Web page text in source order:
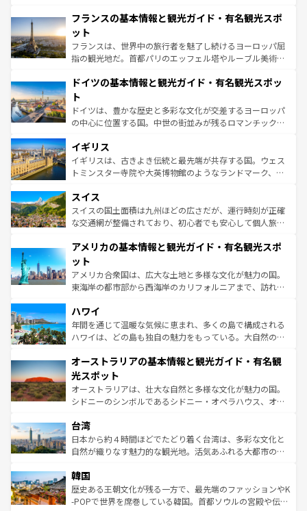
なお、新着のイタリア情報はコンテンツ一覧を参照してほ
しい。
文化が根付くこの国では、情熱的なフラメンコ、熱気あふ
れる闘牛、そして美味しいタパスが生活の一部となってい
る。首都マドリードの洗練された雰囲気や、バルセロナの
アートに溢れた街角から、地方では古代ローマ遺跡や中世
せる。地方によって風土や気候が異なるスペインはその個
ンテンツ一覧 を参照してほしい。
フランスの基本情報と観光ガイド・有名観光スポ
ット
フランスは、世界中の旅行者を魅了し続けるヨーロッパ屈
指の観光地だ。首都パリのエッフェル塔やルーブル美術館
で、幅広い魅力が詰まっている。華麗な宮殿、歴史的な大
聖堂、美しいビーチ、そして豊かな自然が、訪れる者を心
から魅了する。また、フランスは美食の国としても知ら
れ、フランス料理はユネスコ無形文化遺産にも登録されて
香り高いラベンダー畑など、多彩な楽しみ方が可能だ。さ
らに、パリ以外の地域にも魅力が溢れており、どの街角に
も豊かな歴史と文化が息づいている。パリ以外の個性あふ
を参照してほしい。
ドイツの基本情報と観光ガイド・有名観光スポッ
ト
ドイツは、豊かな歴史と多彩な文化が交差するヨーロッパ
の中心に位置する国。中世の街並みが残るロマンチック街
顔を持つこの国は、どこを歩いても飽きることがない。ベ
ルリンの文化的活気、バイエルン州のアルプスの絶景、そ
してライン川沿いのワイン畑といった風景は必見。ビール
は、お酒好きな人にはぜひ体験してほしい。 なお、新着の
ドイツ情報はコンテンツ一覧を参照してほしい。
イギリス
イギリスは、古きよき伝統と最先端が共存する国。ウェス
トミンスター寺院や大英博物館のようなランドマーク、歴
リアごとに異なる魅力がある。また、優雅なアフタヌーン
ティー、ビール好きにはたまらない英国パブ、サッカー観
戦など、本場だからこそできる体験も豊富。イギリスを旅
ンツ一覧を参照してほしい。
スイス
スイスの国土面積は九州ほどの広さだが、運行時刻が正確
な交通網が整備されており、初心者でも安心して個人旅行
の建物がそのまま残る町や、スイスならではのユニークな
博物館もあり、アルプス観光だけでなく町歩きも満喫する
ことができる。国民の所得が高いため物価も高いが、旅行
者向けの交通パス提供のサービスもあり、うまく活用すれ
着のスイス情報は
アメリカの基本情報と観光ガイド・有名観光スポ
ット
アメリカ合衆国は、広大な土地と多様な文化が魅力の国。
東海岸の都市部から西海岸のカリフォルニアまで、訪れる
のような巨大都市は、観光、ショッピング、エンターテイ
ンメントが詰まった刺激的なスポットだ。一方、アメリカ
西部には大自然が広がり、グランドキャニオンやイエロー
部のニューオーリンズでは、音楽と美食が融合した独特の
文化が魅力。旅行者はアメリカの各地域で異なる魅力を楽
しみながら、その多様性と豊かな歴史を感じることができ
るだろう。車でのロードトリップや列車の旅も、アメリカ
情報は
ハワイ
年間を通じて温暖な気候に恵まれ、多くの島で構成される
ハワイは、どの島も独自の魅力をもっている。大自然の神
ワイ島は見逃せない。また、定番の観光地といえばオアフ
島だが、静かな自然を求めるならマウイ島やカウアイ島が
おすすめ。エメラルドグリーンに輝く海をはじめ、豊かな
文化や歴史が息づいている。「アロハスピリット」と呼ば
人々、おいしいローカルフードやハワイアンミュージッ
ク、伝統的なフラダンスなど、すべてがハワイの魅力を彩
っている。訪れるたびに新しい発見と感動が待っているハ
はコンテンツ一覧
オーストラリアの基本情報と観光ガイド・有名観
光スポット
オーストラリアは、壮大な自然と多様な文化が魅力の国。
シドニーのシンボルであるシドニー・オペラハウス、オー
リアリーフや大陸中央部にそびえるウルル（エアーズロッ
ク）、タスマニアの美しい原生林やケアンズの熱帯雨林な
ど、見どころがたくさん。また、カフェやワイン、オージ
いる。アクティビティも充実しており、サーフィンやダイ
ビング、ハイキングなど、アウトドア好きにはたまらな
い。オーストラリアの多彩な魅力を存分に味わいつくそ
台湾
日本から約４時間ほどでたどり着く台湾は、多彩な文化と
自然が織りなす魅力的な観光地。活気あふれる大都市の台
ン）、静ひつな山岳地帯である台湾東部など、都市の喧騒
と山間の静けさが共存しており、訪れる人に新しい発見と
驚きをもたらしてくれる。また、奥深い台湾の食文化も魅
韓国
歴史ある王朝文化が残る一方で、最先端のファッションやK
-POPで世界を席巻している韓国。首都ソウルの宮殿や伝統